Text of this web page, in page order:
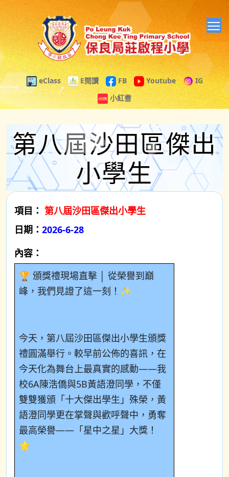
eClass E閱讀 FB Youtube
IG
小紅書
第八屆沙田區傑出
小學生
項目： 第八屆沙田區傑出小學生
日期： 2026-6-28
內容：
🏆 頒獎禮現場直擊 │ 從榮譽到巔
峰，我們見證了這一刻！✨
今天，第八屆沙田區傑出小學生頒獎
禮圓滿舉行。較早前公佈的喜訊，在
今天化為舞台上最真實的感動——我
校6A陳浩僑與5B黃語澄同學，不僅
雙雙獲頒「十大傑出學生」殊榮，黃
語澄同學更在掌聲與歡呼聲中，勇奪
最高榮譽——「星中之星」大獎！
🌟